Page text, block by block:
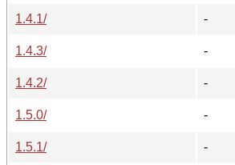
1.4.1/
-
1.4.3/
-
1.4.2/
-
1.5.0/
-
1.5.1/
-